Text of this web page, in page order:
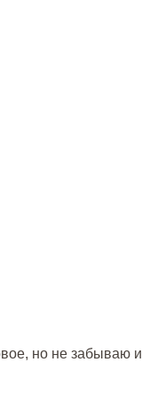
но не забываю и